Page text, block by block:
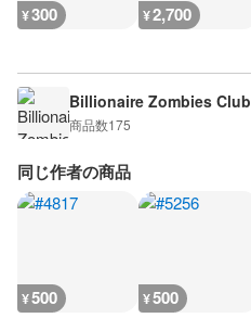
¥300 ¥2,700
Billionaire Zombies Club
商品数175
同じ作者の商品
¥500 ¥500